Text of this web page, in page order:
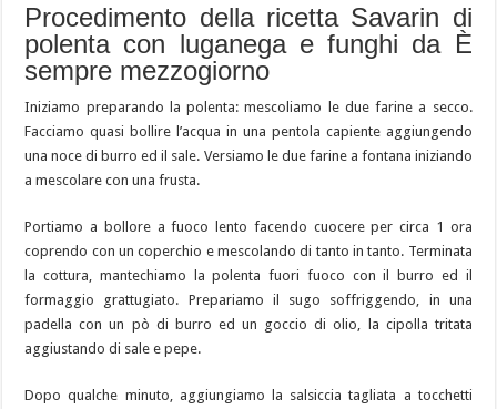
Procedimento della ricetta Savarin di
polenta con luganega e funghi da È
sempre mezzogiorno
Iniziamo preparando la polenta: mescoliamo le due farine a secco.
Facciamo quasi bollire l’acqua in una pentola capiente aggiungendo
una noce di burro ed il sale. Versiamo le due farine a fontana iniziando
a mescolare con una frusta.
Portiamo a bollore a fuoco lento facendo cuocere per circa 1 ora
coprendo con un coperchio e mescolando di tanto in tanto. Terminata
la cottura, mantechiamo la polenta fuori fuoco con il burro ed il
formaggio grattugiato. Prepariamo il sugo soffriggendo, in una
padella con un pò di burro ed un goccio di olio, la cipolla tritata
aggiustando di sale e pepe.
Dopo qualche minuto, aggiungiamo la salsiccia tagliata a tocchetti